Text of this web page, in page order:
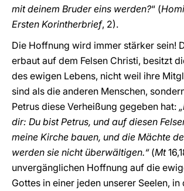
mit deinem Bruder eins werden?“ (
Ersten Korintherbrief, 2).
Die Hoffnung wird immer stärker sein!
erbaut auf dem Felsen Christi, besitzt
des ewigen Lebens, nicht weil ihre
sind als die anderen Menschen,
Petrus diese Verheißung gegeben hat:
dir: Du bist Petrus, und auf diesen
meine Kirche bauen, und die Mächte
werden sie nicht überwältigen.“ (Mt
unvergänglichen Hoffnung auf die
Gottes in einer jeden unserer Seelen, in